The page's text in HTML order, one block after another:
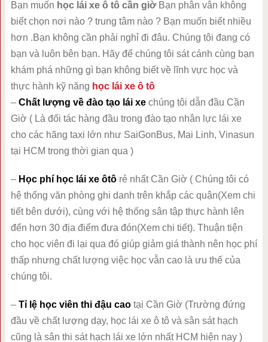
Bạn muốn học lái xe ô tô cần giờBạn phân vân không
biết chọn nơi nào ? trung tâm nào ? Bạn muốn biết nhiều
hơn .Bạn không cần phải nghỉ đi đâu. Chúng tôi đang có
bạn và luôn bên bạn. Hãy để chúng tôi sát cánh cùng bạn
khám phá những gì bạn không biết về lĩnh vực học và
thực hành kỹ năng học lái xe ô tô
– Chất lượng về đào tạo lái xechúng tôi dẫn đầu Cần
Giờ ( Là đối tác hàng đầu trong đào tạo nhân lực lái xe
cho các hãng taxi lớn như SaiGonBus, Mai Linh, Vinasun
tại HCM trong thời gian qua )
– Học phí học lái xe ôtô rẻ nhất Cần Giờ ( Chúng tôi có
hệ thống văn phòng ghi danh trên khắp các quận(Xem chi
tiết bên dưới), cùng với hệ thống sân tập thực hành lên
đến hơn 30 địa điểm đưa đón(Xem chi tiết). Thuận tiện
cho học viên đi lại qua đó giúp giảm giá thành nên học phí
thấp nhưng chất lượng việc học vẫn cao là ưu thế của
chúng tôi.
– Tỉ lệ học viên thi đậu caotại Cần Giờ (Trường đứng
đầu về chất lượng dạy, học lái xe ô tô và sân sát hạch
cũng là sân thi sát hạch lái xe lớn nhất HCM hiện nay )